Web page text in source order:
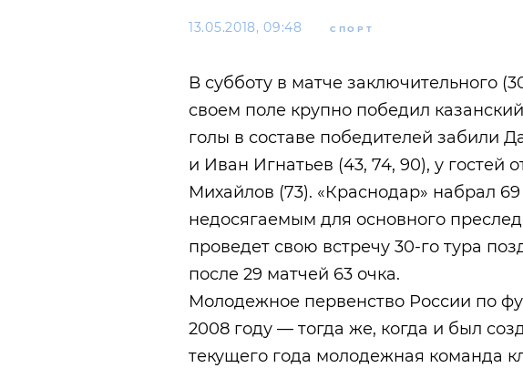
13.05.2018, 09:48 СПОРТ
В субботу в матче заключительного
своем поле крупно победил
голы в составе победителей забили
и Иван Игнатьев (43, 74, 90), у гостей
Михайлов (73). «Краснодар» набрал 69
недосягаемым для основного
проведет свою встречу 30-го тура
после 29 матчей 63 очка.
Молодежное первенство России по
2008 году — тогда же, когда и был
текущего года молодежная команда